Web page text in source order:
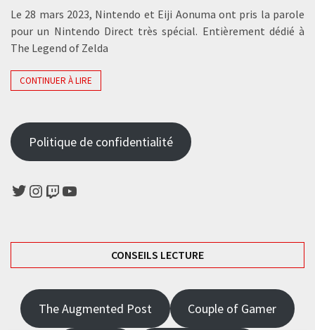
Le 28 mars 2023, Nintendo et Eiji Aonuma ont pris la parole
pour un Nintendo Direct très spécial. Entièrement dédié à
The Legend of Zelda
CONTINUER À LIRE
Politique de confidentialité
Twitter
Instagram
TwitchYouTube
CONSEILS LECTURE
The Augmented Post Couple of Gamer